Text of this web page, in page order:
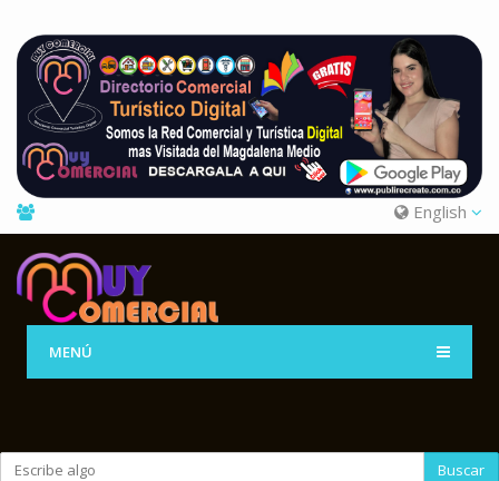
English
MENÚ
Buscar